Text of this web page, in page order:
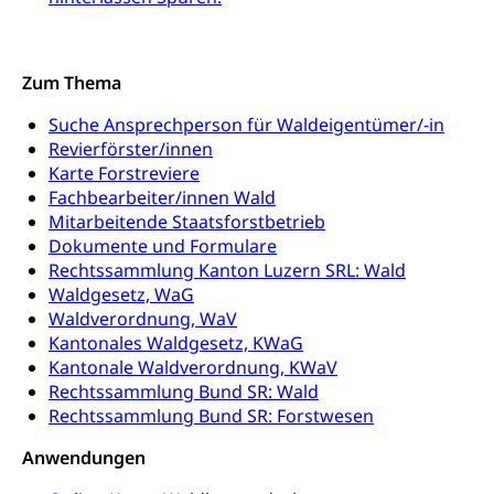
Zum Thema
Suche Ansprechperson für Waldeigentümer/-in
Revierförster/innen
Karte Forstreviere
Fachbearbeiter/innen Wald
Mitarbeitende Staatsforstbetrieb
Dokumente und Formulare
Rechtssammlung Kanton Luzern SRL: Wald
Waldgesetz, WaG
Waldverordnung, WaV
Kantonales Waldgesetz, KWaG
Kantonale Waldverordnung, KWaV
Rechtssammlung Bund SR: Wald
Rechtssammlung Bund SR: Forstwesen
Anwendungen
Ordnungskräfte, Sicherheit, öffentliche Ordnung
Polizei
Versorgung
Vorratshaltung, Vorrat
Wasserversorgung
Waffen
Waffenerwerbsschein, Waffenschein, Waffenbüro,
Waffentragen, Selbstverteidigung
Waffen, Sprengstoffe und Pyrotechnik
Zivildienst
Militärdienst
Bundesamt für Zivildienst ZIVI
Zivilschutz
Schutzraumbaupflicht